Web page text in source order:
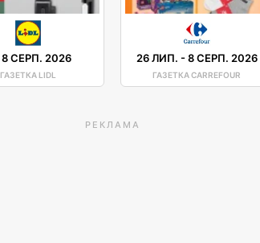
8 СЕРП. 2026
ГАЗЕТКА LIDL
26 ЛИП. -8 СЕРП. 2026
ГАЗЕТКА CARREFOUR
РЕКЛАМА